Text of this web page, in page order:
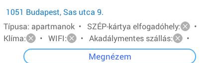
1051 Budapest, Sas utca 9.
Típusa: apartmanok • SZÉP-kártya elfogadóhely:
•
Klíma:
• WIFI: • Akadálymentes szállás: •
Megnézem